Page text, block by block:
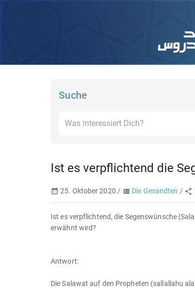
Suche
Ist es verpflichtend die
25. Oktober 2020 / Die Gesandten /
Ist es verpflichtend, die Segenswünsche
erwähnt wird?
Antwort:
Die Salawat auf den Propheten (sallallahu